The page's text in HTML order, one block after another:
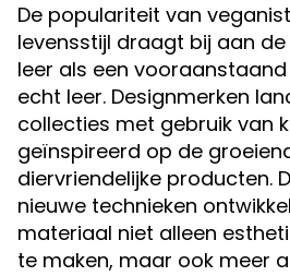
De populariteit van
levensstijl draagt bij aan
leer als een
echt leer. Designmerken
collecties met gebruik van
geïnspireerd op de
diervriendelijke producten.
nieuwe technieken
materiaal niet alleen
te maken, maar ook meer